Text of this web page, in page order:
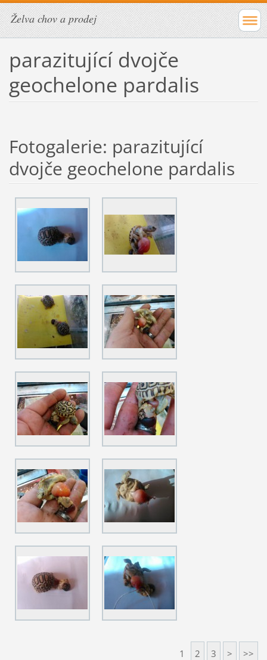
Želva chov a prodej
parazitující dvojče
geochelone pardalis
Fotogalerie: parazitující
dvojče geochelone pardalis
1 2 3 > >>